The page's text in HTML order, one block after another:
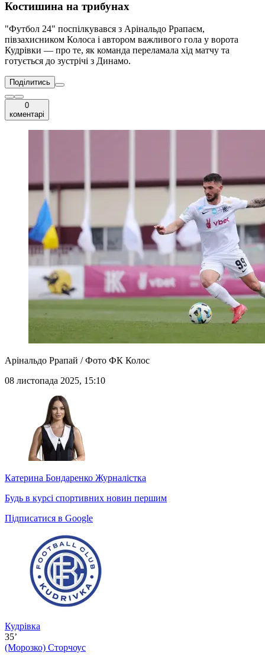
Костишина на трибунах
"Футбол 24" поспілкувався з Арінальдо Ррапаєм,
півзахисником Колоса і автором важливого гола у ворота
Кудрівки — про те, як команда переламала хід матчу та
готується до зустрічі з Динамо.
Поділитись
0
коментарі
Арінальдо Ррапай / Фото ФК Колос
08 листопада 2025, 15:10
Катерина Бондаренко Журналістка
Будь в курсі спортивних новин першим
Підписатися в Google
Кудрівка
35’
(Морозко) Сторчоус